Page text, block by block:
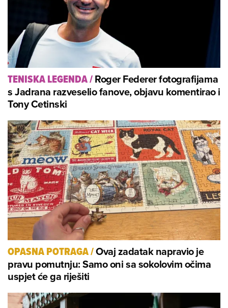
TENISKA LEGENDA/Roger Federer fotografijama
s Jadrana razveselio fanove, objavu komentirao i
Tony Cetinski
OPASNA POTRAGA/Ovaj zadatak napravio je
pravu pomutnju: Samo oni sa sokolovim očima
uspjet će ga riješiti